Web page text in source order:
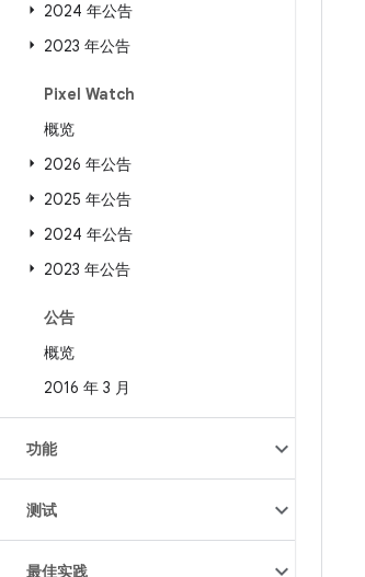
2024 年公告
2023 年公告
Pixel Watch
概览
2026 年公告
2025 年公告
2024 年公告
2023 年公告
公告
概览
2016 年 3 月
功能
测试
最佳实践